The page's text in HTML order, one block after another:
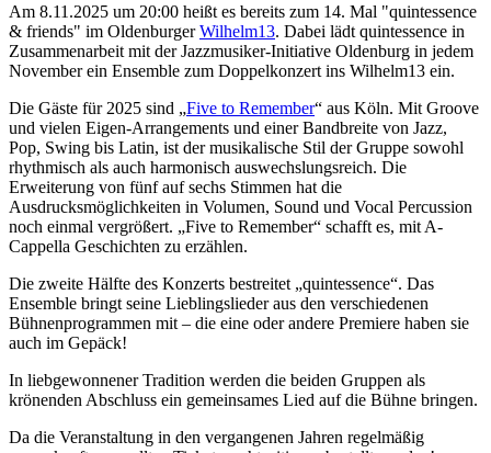
Am 8.11.2025 um 20:00 heißt es bereits zum 14. Mal "quintessence
& friends" im OldenburgerWilhelm13. Dabei lädt quintessence in
Zusammenarbeit mit der Jazzmusiker-Initiative Oldenburg in jedem
November ein Ensemble zum Doppelkonzert ins Wilhelm13 ein.
Die Gäste für 2025 sind „Five to Remember“ aus Köln. Mit Groove
und vielen Eigen-Arrangements und einer Bandbreite von Jazz,
Pop, Swing bis Latin, ist der musikalische Stil der Gruppe sowohl
rhythmisch als auch harmonisch auswechslungsreich. Die
Erweiterung von fünf auf sechs Stimmen hat die
Ausdrucksmöglichkeiten in Volumen, Sound und Vocal Percussion
noch einmal vergrößert. „Five to Remember“ schafft es, mit A-
Cappella Geschichten zu erzählen.
Die zweite Hälfte des Konzerts bestreitet „quintessence“. Das
Ensemble bringt seine Lieblingslieder aus den verschiedenen
Bühnenprogrammen mit – die eine oder andere Premiere haben sie
auch im Gepäck!
In liebgewonnener Tradition werden die beiden Gruppen als
krönenden Abschluss ein gemeinsames Lied auf die Bühne bringen.
Da die Veranstaltung in den vergangenen Jahren regelmäßig